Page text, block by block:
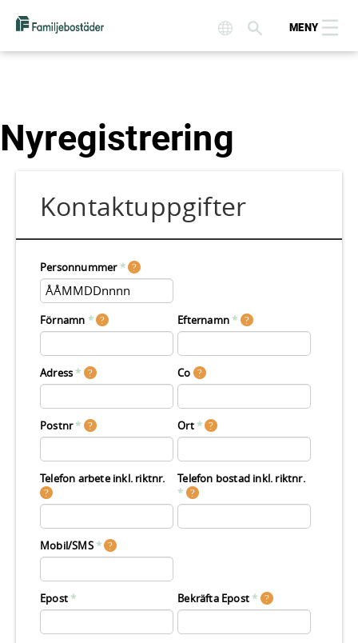
MENY
Nyregistrering
Kontaktuppgifter
Personnummer*
Förnamn * Efternamn*
Adress* Co
Postnr* Ort*
Telefon arbete inkl. riktnr.
Telefon bostad inkl. riktnr.
*
Mobil/SMS*
Epost* Bekräfta Epost*